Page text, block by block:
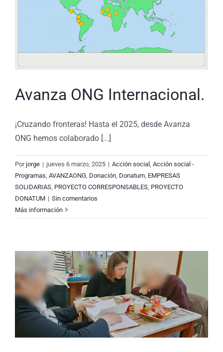
Avanza ONG Internacional.
¡Cruzando fronteras! Hasta el 2025, desde Avanza
ONG hemos colaborado [...]
Por jorge | jueves 6 marzo, 2025 | Acción social Acción social -
Programas AVANZAONG Donación Donatum EMPRESAS
SOLIDARIAS PROYECTO CORRESPONSABLES PROYECTO
DONATUM | Sin comentarios
Más información